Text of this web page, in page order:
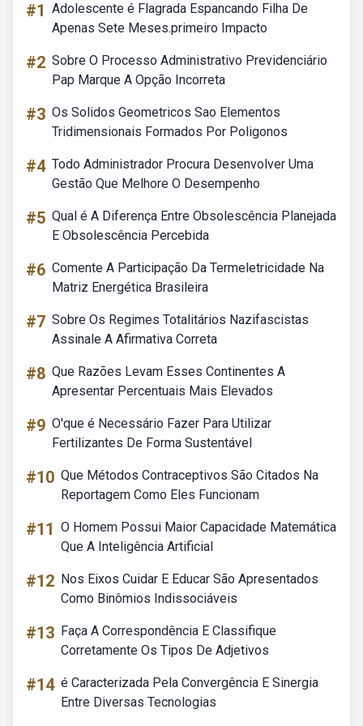
#1 Adolescente é Flagrada Espancando Filha De
Apenas Sete Meses.primeiro Impacto
#2 Sobre O Processo Administrativo Previdenciário
Pap Marque A Opção Incorreta
#3 Os Solidos Geometricos Sao Elementos
Tridimensionais Formados Por Poligonos
#4 Todo Administrador Procura Desenvolver Uma
Gestão Que Melhore O Desempenho
#5 Qual é A Diferença Entre Obsolescência Planejada
E Obsolescência Percebida
#6 Comente A Participação Da Termeletricidade Na
Matriz Energética Brasileira
#7 Sobre Os Regimes Totalitários Nazifascistas
Assinale A Afirmativa Correta
#8 Que Razões Levam Esses Continentes A
Apresentar Percentuais Mais Elevados
#9 O'que é Necessário Fazer Para Utilizar
Fertilizantes De Forma Sustentável
#10 Que Métodos Contraceptivos São Citados Na
Reportagem Como Eles Funcionam
#11 O Homem Possui Maior Capacidade Matemática
Que A Inteligência Artificial
#12 Nos Eixos Cuidar E Educar São Apresentados
Como Binômios Indissociáveis
#13 Faça A Correspondência E Classifique
Corretamente Os Tipos De Adjetivos
#14 é Caracterizada Pela Convergência E Sinergia
Entre Diversas Tecnologias